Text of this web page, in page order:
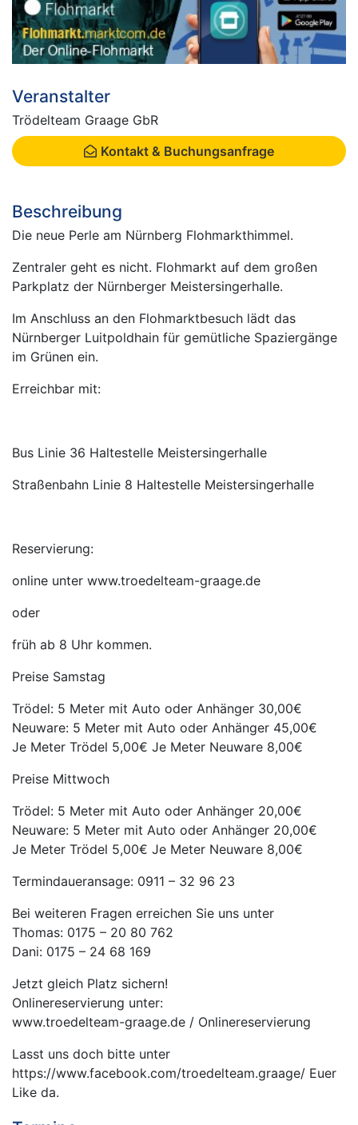
Veranstalter
Trödelteam Graage GbR
Kontakt & Buchungsanfrage
Beschreibung
Die neue Perle am Nürnberg Flohmarkthimmel.
Zentraler geht es nicht. Flohmarkt auf dem großen
Parkplatz der Nürnberger Meistersingerhalle.
Im Anschluss an den Flohmarktbesuch lädt das
Nürnberger Luitpoldhain für gemütliche Spaziergänge
im Grünen ein.
Erreichbar mit:
Bus Linie 36 Haltestelle Meistersingerhalle
Straßenbahn Linie 8 Haltestelle Meistersingerhalle
Reservierung:
online unter www.troedelteam-graage.de
oder
früh ab 8 Uhr kommen.
Preise Samstag
Trödel: 5 Meter mit Auto oder Anhänger 30,00€
Neuware: 5 Meter mit Auto oder Anhänger 45,00€
Je Meter Trödel 5,00€ Je Meter Neuware 8,00€
Preise Mittwoch
Trödel: 5 Meter mit Auto oder Anhänger 20,00€
Neuware: 5 Meter mit Auto oder Anhänger 20,00€
Je Meter Trödel 5,00€ Je Meter Neuware 8,00€
Termindaueransage: 0911 – 32 96 23
Bei weiteren Fragen erreichen Sie uns unter
Thomas: 0175 – 20 80 762
Dani: 0175 – 24 68 169
Jetzt gleich Platz sichern!
Onlinereservierung unter:
www.troedelteam-graage.de / Onlinereservierung
Lasst uns doch bitte unter
https://www.facebook.com/troedelteam.graage/ Euer
Like da.